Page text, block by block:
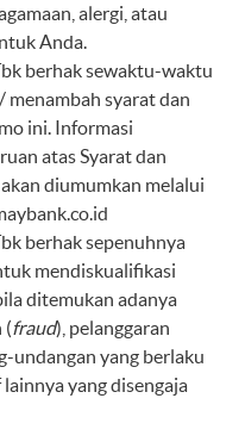
alergi, atau
Anda.
berhak sewaktu-waktu
syarat dan
ini. Informasi
atas Syarat dan
diumumkan melalui
berhak sepenuhnya
mendiskualifikasi
ditemukan adanya
(fraud), pelanggaran
undangan yang berlaku
yang disengaja